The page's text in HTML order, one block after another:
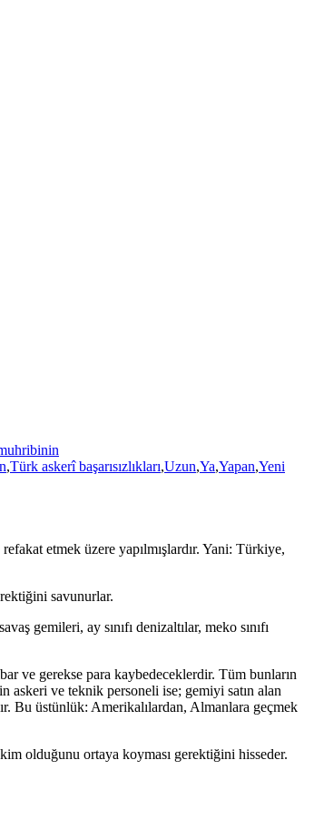
,Türk askerî başarısızlıkları,Uzun,Ya,Yapan,Yeni
etmek üzere yapılmışlardır. Yani: Türkiye,
savunurlar.
gemileri, ay sınıfı denizaltılar, meko sınıfı
ve gerekse para kaybedeceklerdir. Tüm bunların
askeri ve teknik personeli ise; gemiyi satın alan
Bu üstünlük: Amerikalılardan, Almanlara geçmek
olduğunu ortaya koyması gerektiğini hisseder.